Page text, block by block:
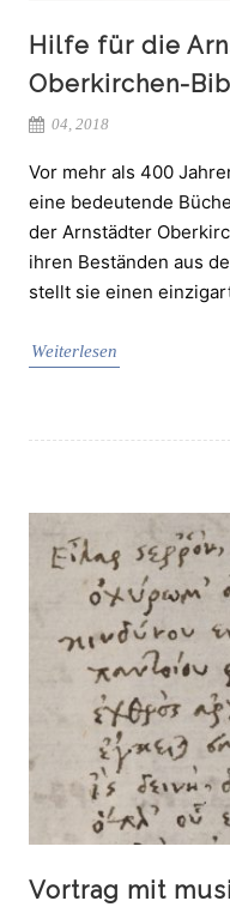
Hilfe für die
Oberkirchen-
04, 2018
Vor mehr als 400
eine bedeutende
der Arnstädter
ihren Beständen aus
stellt sie einen
Weiterlesen
Vortrag mit